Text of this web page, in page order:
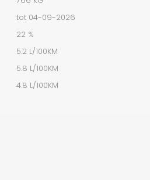
tot 04-09-2026
22 %
5.2 L/100KM
5.8 L/100KM
4.8 L/100KM